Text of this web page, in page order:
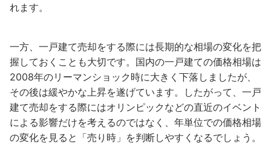
れます。
一方、一戸建て売却をする際には長期的な相場の変化を把
握しておくことも大切です。国内の一戸建ての価格相場は
2008年のリーマンショック時に大きく下落しましたが、
その後は緩やかな上昇を遂げています。したがって、一戸
建て売却をする際にはオリンピックなどの直近のイベント
による影響だけを考えるのではなく、年単位での価格相場
の変化を見ると「売り時」を判断しやすくなるでしょう。